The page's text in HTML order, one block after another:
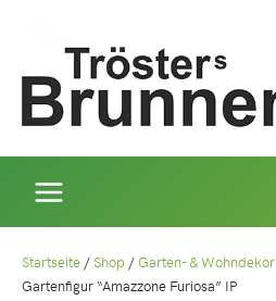
Startseite /Shop /Garten- & Wohndekor
Gartenfigur “Amazzone Furiosa” IP